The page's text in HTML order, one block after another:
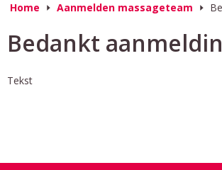
Home Aanmelden massageteam
Bedankt
Tekst